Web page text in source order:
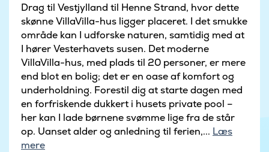
Drag til Vestjylland til Henne Strand, hvor dette
skønne VillaVilla-hus ligger placeret. I det smukke
område kan I udforske naturen, samtidig med at
I hører Vesterhavets susen. Det moderne
VillaVilla-hus, med plads til 20 personer, er mere
end blot en bolig; det er en oase af komfort og
underholdning. Forestil dig at starte dagen med
en forfriskende dukkert i husets private pool –
her kan I lade børnene svømme lige fra de står
op. Uanset alder og anledning til ferien,... Læs
mere